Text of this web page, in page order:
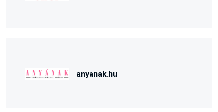
anyanak.hu